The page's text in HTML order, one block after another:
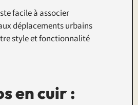
facile à associer
déplacements urbains
style et fonctionnalité
en cuir :